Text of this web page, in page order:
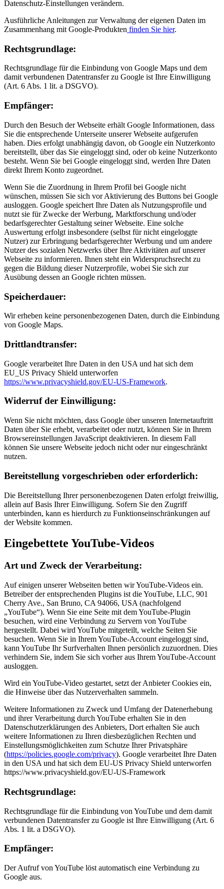
Datenschutz-Einstellungen verändern.
Ausführliche Anleitungen zur Verwaltung der eigenen Daten im
Zusammenhang mit Google-Produkten finden Sie hier.
Rechtsgrundlage:
Rechtsgrundlage für die Einbindung von Google Maps und dem
damit verbundenen Datentransfer zu Google ist Ihre Einwilligung
(Art. 6 Abs. 1 lit. a DSGVO).
Empfänger:
Durch den Besuch der Webseite erhält Google Informationen, dass
Sie die entsprechende Unterseite unserer Webseite aufgerufen
haben. Dies erfolgt unabhängig davon, ob Google ein Nutzerkonto
bereitstellt, über das Sie eingeloggt sind, oder ob keine Nutzerkonto
besteht. Wenn Sie bei Google eingeloggt sind, werden Ihre Daten
direkt Ihrem Konto zugeordnet.
Wenn Sie die Zuordnung in Ihrem Profil bei Google nicht
wünschen, müssen Sie sich vor Aktivierung des Buttons bei Google
ausloggen. Google speichert Ihre Daten als Nutzungsprofile und
nutzt sie für Zwecke der Werbung, Marktforschung und/oder
bedarfsgerechter Gestaltung seiner Webseite. Eine solche
Auswertung erfolgt insbesondere (selbst für nicht eingeloggte
Nutzer) zur Erbringung bedarfsgerechter Werbung und um andere
Nutzer des sozialen Netzwerks über Ihre Aktivitäten auf unserer
Webseite zu informieren. Ihnen steht ein Widerspruchsrecht zu
gegen die Bildung dieser Nutzerprofile, wobei Sie sich zur
Ausübung dessen an Google richten müssen.
Speicherdauer:
Wir erheben keine personenbezogenen Daten, durch die Einbindung
von Google Maps.
Drittlandtransfer:
Google verarbeitet Ihre Daten in den USA und hat sich dem
EU_US Privacy Shield unterworfen
https://www.privacyshield.gov/EU-US-Framework.
Widerruf der Einwilligung:
Wenn Sie nicht möchten, dass Google über unseren Internetauftritt
Daten über Sie erhebt, verarbeitet oder nutzt, können Sie in Ihrem
Browsereinstellungen JavaScript deaktivieren. In diesem Fall
können Sie unsere Webseite jedoch nicht oder nur eingeschränkt
nutzen.
Bereitstellung vorgeschrieben oder erforderlich:
Die Bereitstellung Ihrer personenbezogenen Daten erfolgt freiwillig,
allein auf Basis Ihrer Einwilligung. Sofern Sie den Zugriff
unterbinden, kann es hierdurch zu Funktionseinschränkungen auf
der Website kommen.
Eingebettete YouTube-Videos
Art und Zweck der Verarbeitung:
Auf einigen unserer Webseiten betten wir YouTube-Videos ein.
Betreiber der entsprechenden Plugins ist die YouTube, LLC, 901
Cherry Ave., San Bruno, CA 94066, USA (nachfolgend
„YouTube“). Wenn Sie eine Seite mit dem YouTube-Plugin
besuchen, wird eine Verbindung zu Servern von YouTube
hergestellt. Dabei wird YouTube mitgeteilt, welche Seiten Sie
besuchen. Wenn Sie in Ihrem YouTube-Account eingeloggt sind,
kann YouTube Ihr Surfverhalten Ihnen persönlich zuzuordnen. Dies
verhindern Sie, indem Sie sich vorher aus Ihrem YouTube-Account
ausloggen.
Wird ein YouTube-Video gestartet, setzt der Anbieter Cookies ein,
die Hinweise über das Nutzerverhalten sammeln.
Weitere Informationen zu Zweck und Umfang der Datenerhebung
und ihrer Verarbeitung durch YouTube erhalten Sie in den
Datenschutzerklärungen des Anbieters, Dort erhalten Sie auch
weitere Informationen zu Ihren diesbezüglichen Rechten und
Einstellungsmöglichkeiten zum Schutze Ihrer Privatsphäre
(https://policies.google.com/privacy). Google verarbeitet Ihre Daten
in den USA und hat sich dem EU-US Privacy Shield unterworfen
https://www.privacyshield.gov/EU-US-Framework
Rechtsgrundlage:
Rechtsgrundlage für die Einbindung von YouTube und dem damit
verbundenen Datentransfer zu Google ist Ihre Einwilligung (Art. 6
Abs. 1 lit. a DSGVO).
Empfänger:
Der Aufruf von YouTube löst automatisch eine Verbindung zu
Google aus.